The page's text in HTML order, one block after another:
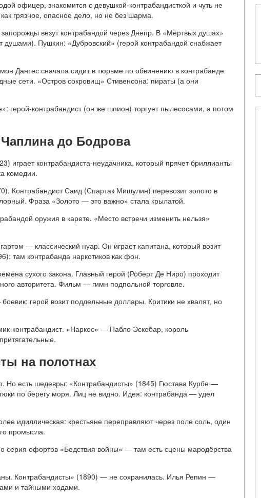
офицер, знакомится с девушкой-контрабандисткой и чуть не
грязное, опасное дело, но не без шарма.
везут контрабандой через Днепр. В «Мёртвых душах»
душами). Пушкин: «Дубровский» (герой контрабандой снабжает
Дантес сначала сидит в тюрьме по обвинению в контрабанде
сети. «Остров сокровищ» Стивенсона: пираты (а они
герой-контрабандист (он же шпион) торгует пылесосами, а потом
до Бодрова
играет контрабандиста-неудачника, который прячет бриллианты
комедии.
Контрабандист Саид (Спартак Мишулин) перевозит золото в
Фраза «Золото — это важно» стала крылатой.
оружия в карете. «Место встречи изменить нельзя»
— классический нуар. Он играет капитана, который возит
там контрабанда наркотиков как фон.
сухого закона. Главный герой (Роберт Де Ниро) проходит
авторитета. Фильм — гимн подпольной торговле.
герой возит поддельные доллары. Критики не хвалят, но
контрабандист. «Наркос» — Пабло Эскобар, король
на полотнах
Но есть шедевры: «Контрабандисты» (1845) Гюстава Курбе —
по берегу моря. Лиц не видно. Идея: контрабанда — удел
идиллическая: крестьяне переправляют через поле соль, один
промысла.
серия офортов «Бедствия войны» — там есть сцены мародёрства
Контрабандисты» (1890) — не сохранилась. Илья Репин —
и тайными ходами.